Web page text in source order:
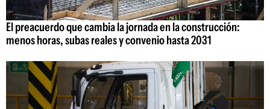
El preacuerdo que cambia la jornada en la construcción:
menos horas, subas reales y convenio hasta 2031